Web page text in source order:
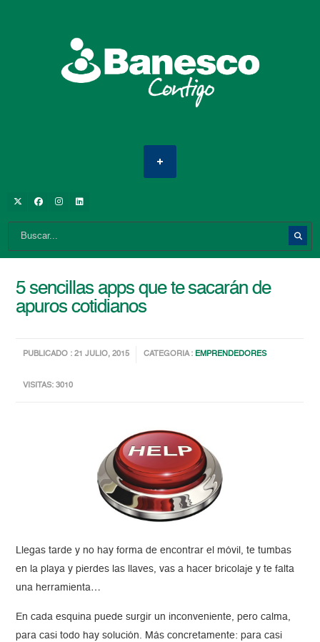
5 sencillas apps que te sacarán de
apuros cotidianos
PUBLICADO : 21 JULIO, 2015 CATEGORIA : EMPRENDEDORES
VISITAS: 3010
Llegas tarde y no hay forma de encontrar el móvil, te tumbas
en la playa y pierdes las llaves, vas a hacer bricolaje y te falta
una herramienta…
En cada esquina puede surgir un inconveniente, pero calma,
para casi todo hay solución. Más concretamente: para casi